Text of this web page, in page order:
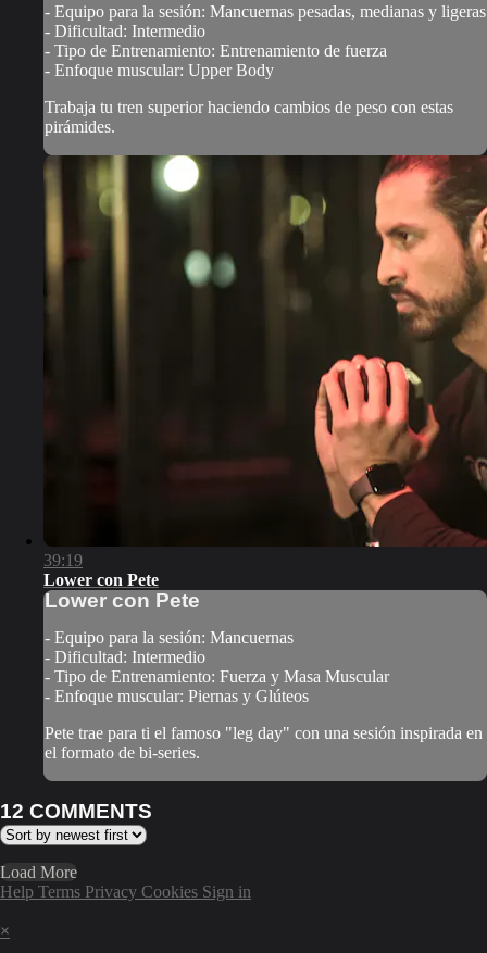
- Equipo para la sesión: Mancuernas pesadas, medianas y ligeras
- Dificultad: Intermedio
- Tipo de Entrenamiento: Entrenamiento de fuerza
- Enfoque muscular: Upper Body
Trabaja tu tren superior haciendo cambios de peso con estas
pirámides.
39:19
Lower con Pete
Lower con Pete
- Equipo para la sesión: Mancuernas
- Dificultad: Intermedio
- Tipo de Entrenamiento: Fuerza y Masa Muscular
- Enfoque muscular: Piernas y Glúteos
Pete trae para ti el famoso "leg day" con una sesión inspirada en
el formato de bi-series.
12 COMMENTS
Load More
Help Terms Privacy Cookies Sign in
×